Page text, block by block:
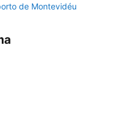
de Montevidéu